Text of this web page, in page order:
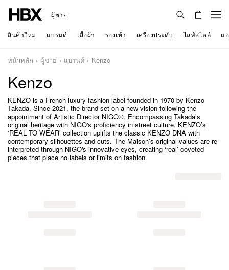
ผู้ชาย
สินค้าใหม่ แบรนด์ เสื้อผ้า รองเท้า เครื่องประดับ ไลฟ์สไตล์ แ
หน้าหลัก ผู้ชาย แบรนด์ Kenzo
Kenzo
KENZO is a French luxury fashion label founded in 1970 by Kenzo
Takada. Since 2021, the brand set on a new vision following the
appointment of Artistic Director NIGO®. Encompassing Takada’s
original heritage with NIGO's proficiency in street culture, KENZO’s
‘REAL TO WEAR’ collection uplifts the classic KENZO DNA with
contemporary silhouettes and cuts. The Maison’s original values are re-
interpreted through NIGO's innovative eyes, creating ‘real’ coveted
pieces that place no labels or limits on fashion.